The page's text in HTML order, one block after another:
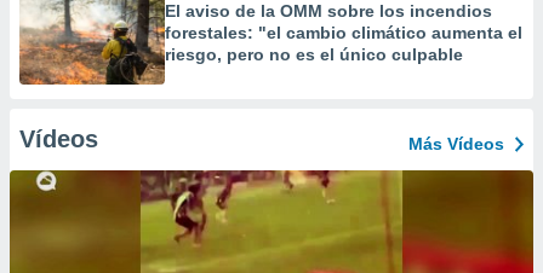
El aviso de la OMM sobre los incendios
forestales: "el cambio climático aumenta el
riesgo, pero no es el único culpable
Vídeos Más Vídeos